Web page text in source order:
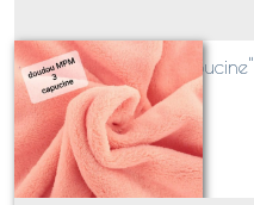
Teddydoux rose "capucine"
3
Sur demande